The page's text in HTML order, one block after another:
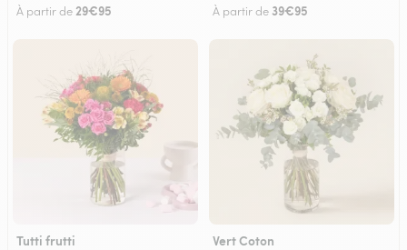
À partir de29€95 À partir de 39€95
Tutti frutti Vert Coton